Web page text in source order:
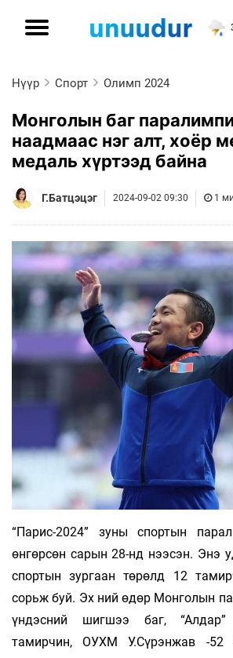
Нүүр Спорт Олимп 2024
Монголын баг
наадмаас нэг алт, хоёр
медаль хүртээд байна
Г.Батцэцэг 2024-09-02 09:30 1
“Парис-2024” зуны спортын
өнгөрсөн сарын 28-нд нээсэн. Энэ
спортын зургаан төрөлд 12
сорьж буй. Эх ний өдөр Монголын
үндэсний шигшээ баг,
тамирчин, ОУХМ У.Сүрэнжав -